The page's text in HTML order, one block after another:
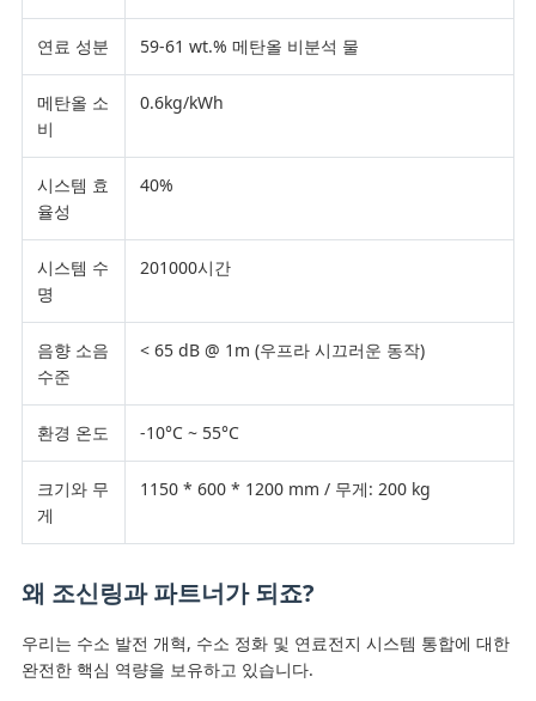
연료 성분 59-61 wt.% 메탄올 비분석 물
메탄올 소
비
0.6kg/kWh
시스템 효
율성
40%
시스템 수
명
201000시간
음향 소음
수준
< 65 dB @ 1m (우프라 시끄러운 동작)
환경 온도 -10°C ~ 55°C
크기와 무
게
1150 * 600 * 1200 mm / 무게: 200 kg
왜 조신링과 파트너가 되죠?
우리는 수소 발전 개혁, 수소 정화 및 연료전지 시스템 통합에 대한
완전한 핵심 역량을 보유하고 있습니다.